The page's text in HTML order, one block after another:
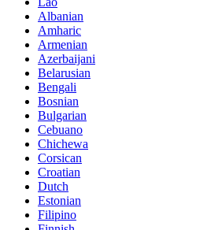
Albanian
Amharic
Armenian
Azerbaijani
Belarusian
Bengali
Bosnian
Bulgarian
Cebuano
Chichewa
Corsican
Croatian
Dutch
Estonian
Filipino